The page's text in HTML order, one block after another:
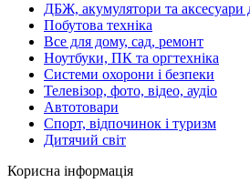
ДБЖ, акумулятори та аксесуари
Побутова техніка
Все для дому, сад, ремонт
Ноутбуки, ПК та оргтехніка
Системи охорони і безпеки
Телевізор, фото, відео, аудіо
Автотовари
Спорт, відпочинок і туризм
Дитячий світ
Корисна інформація